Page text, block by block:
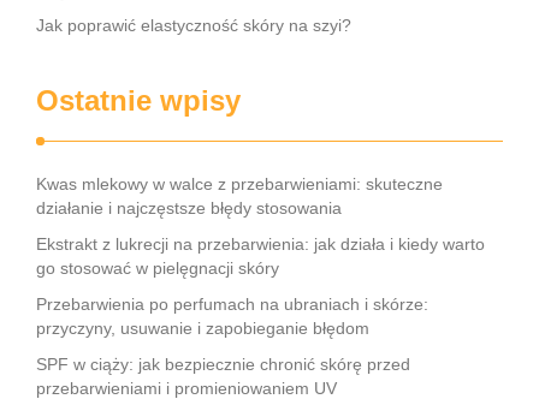
Jak poprawić elastyczność skóry na szyi?
Ostatnie wpisy
Kwas mlekowy w walce z przebarwieniami: skuteczne
działanie i najczęstsze błędy stosowania
Ekstrakt z lukrecji na przebarwienia: jak działa i kiedy warto
go stosować w pielęgnacji skóry
Przebarwienia po perfumach na ubraniach i skórze:
przyczyny, usuwanie i zapobieganie błędom
SPF w ciąży: jak bezpiecznie chronić skórę przed
przebarwieniami i promieniowaniem UV